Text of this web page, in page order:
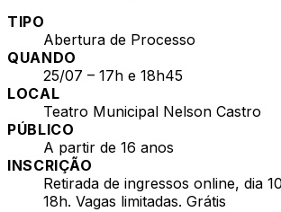
TIPO
Abertura de Processo
QUANDO
25/07 – 17h e 18h45
LOCAL
Teatro Municipal Nelson Castro
PÚBLICO
A partir de 16 anos
INSCRIÇÃO
Retirada de ingressos online, dia
18h. Vagas limitadas. Grátis